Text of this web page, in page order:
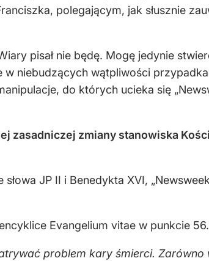
polegającym, jak słusznie
pisał nie będę. Mogę jedynie
w niebudzących wątpliwości
do których ucieka się
zasadniczej zmiany stanowiska
JP II i Benedykta XVI,
Evangelium vitae w punkcie
problem kary śmierci. Zarówno